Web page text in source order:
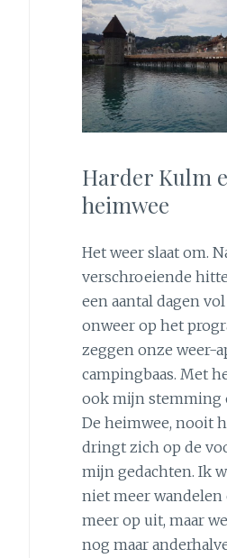
Harder Kulm
heimwee
Het weer slaat om.
verschroeiende
een aantal dagen
onweer op het
zeggen onze weer-
campingbaas. Met
ook mijn stemming
De heimwee, nooit
dringt zich op de
mijn gedachten. Ik
niet meer wandelen
meer op uit, maar
nog maar